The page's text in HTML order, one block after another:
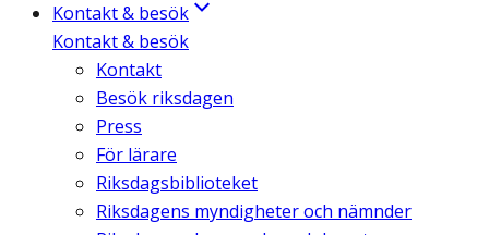
Kontakt & besök
Kontakt & besök
Kontakt
Besök riksdagen
Press
För lärare
Riksdagsbiblioteket
Riksdagens myndigheter och nämnder